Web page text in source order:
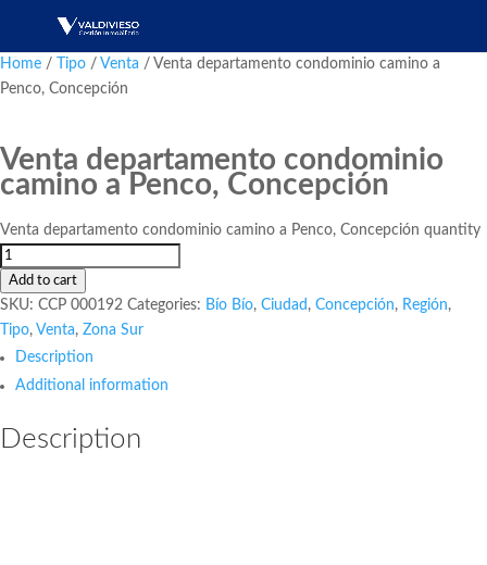
Home / Tipo / Venta / Venta departamento condominio camino a
Penco, Concepción
Venta departamento condominio
camino a Penco, Concepción
Venta departamento condominio camino a Penco, Concepción quantity
Add to cart
SKU: CCP 000192 Categories: Bío Bío, Ciudad , Concepción, Región,
Tipo, Venta, Zona Sur
Description
Additional information
Description